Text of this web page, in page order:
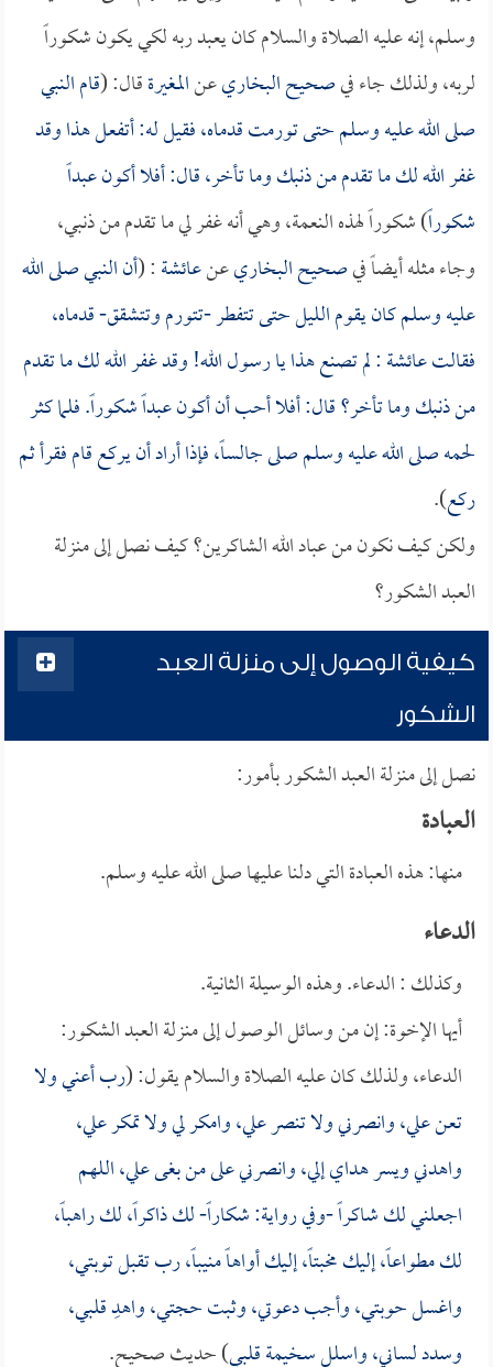
وسلم، إنه عليه الصلاة والسلام كان يعبد ربه لكي يكون شكوراً
لربه، ولذلك جاء فيصحيح البخاريعنالمغيرةقال: (قام النبي
صلى الله عليه وسلم حتى تورمت قدماه، فقيل له: أتفعل هذا وقد
غفر الله لك ما تقدم من ذنبك وما تأخر، قال: أفلا أكون عبداً
شكوراً) شكوراً لهذه النعمة، وهي أنه غفر لي ما تقدم من ذنبي،
وجاء مثله أيضاً فيصحيح البخاريعنعائشة: (أن النبي صلى الله
عليه وسلم كان يقوم الليل حتى تتفطر -تتورم وتتشقق- قدماه،
فقالتعائشة: لم تصنع هذا يا رسول الله! وقد غفر الله لك ما تقدم
من ذنبك وما تأخر؟ قال: أفلا أحب أن أكون عبداً شكوراً. فلما كثر
لحمه صلى الله عليه وسلم صلى جالساً، فإذا أراد أن يركع قام فقرأ ثم
ركع).
ولكن كيف نكون من عباد الله الشاكرين؟ كيف نصل إلى منزلة
العبد الشكور؟
كيفية الوصول إلى منزلة العبد
الشكور
نصل إلى منزلة العبد الشكور بأمور:
العبادة
منها: هذه العبادة التي دلنا عليها صلى الله عليه وسلم.
الدعاء
وكذلك : الدعاء. وهذه الوسيلة الثانية.
أيها الإخوة: إن من وسائل الوصول إلى منزلة العبد الشكور:
الدعاء، ولذلك كان عليه الصلاة والسلام يقول: (رب أعني ولا
تعن علي، وانصرني ولا تنصر علي، وامكر لي ولا تمكر علي،
واهدني ويسر هداي إلي، وانصرني على من بغى علي، اللهم
اجعلني لك شاكراً -وفي رواية: شكاراً- لك ذاكراً، لك راهباً،
لك مطواعاً، إليك مخبتاً، إليك أواهاً منيباً، رب تقبل توبتي،
واغسل حوبتي، وأجب دعوتي، وثبت حجتي، واهدِ قلبي،
وسدد لساني، واسلل سخيمة قلبي) حديث صحيح.